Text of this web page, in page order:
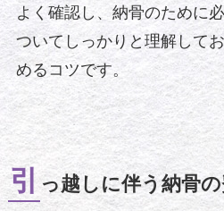
よく確認し、納骨のために
ついてしっかりと理解して
めるコツです。
引 っ越しに伴う納骨